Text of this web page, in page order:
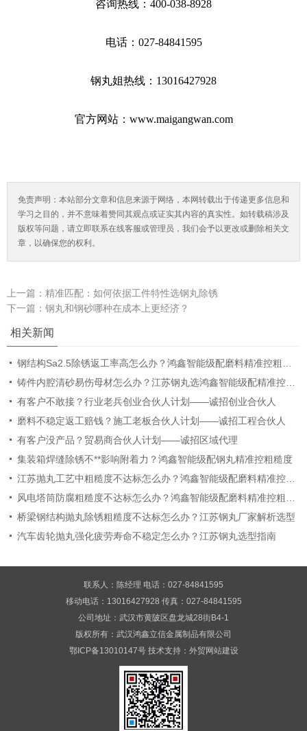
咨询热线：400-038-8928
电话：027-84841595
钢丸姐热线：13016427928
官方网站：www.maigangwan.com
免责声明：本站部分文章和信息来源于网络，本网转载出于传递更多信息和
学习之目的，并不意味着赞同其观点或证实其内容的真实性。如转载稿涉及
版权等问题，请立即联系在线客服或管理员，我们会予以更改或删除相关文
章，以确保您的权利。
上一篇： 精准匹配：如何依据工件特性选钢丸除锈
下一篇： 钢丸和钢砂哪种在成本上更经济？
相关新闻
钢结构Sa2.5除锈返工率高怎么办？鸿鑫智能级配磨料精准控粗糙度
铸件内腔清砂易伤母材怎么办？江苏钢丸选鸿鑫智能级配精准控粗糙度
有客户不敢接？行业老兵创业合伙人计划——诚招创业合伙人
磨料不稳定返工赔钱？施工老板合伙人计划——诚招工程合伙人
有客户没产品？贸易商合伙人计划——诚招区域代理
集装箱焊缝除锈不**影响附着力？鸿鑫智能级配钢丸精准控粗糙度
江苏抛丸工艺中粗糙度不达标怎么办？鸿鑫智能级配磨料精准控粗糙度
风电塔筒防腐粗糙度不达标怎么办？鸿鑫智能级配磨料精准控粗糙度
桥梁钢结构抛丸除锈粗糙度不达标怎么办？江苏钢丸厂家解析选型
汽车齿轮抛丸强化疲劳寿命不稳定怎么办？江苏钢丸选型指南
联系人：陈经理 电话：027-84841595
移动电话：13016427928 传真：027-84841595
公司地址：武汉市黄陂区盘龙城28街B4-1
版权所有：武汉鸿鑫立信金属制品有限公司
鄂ICP备13010147号技术支持： 外贸网站建设